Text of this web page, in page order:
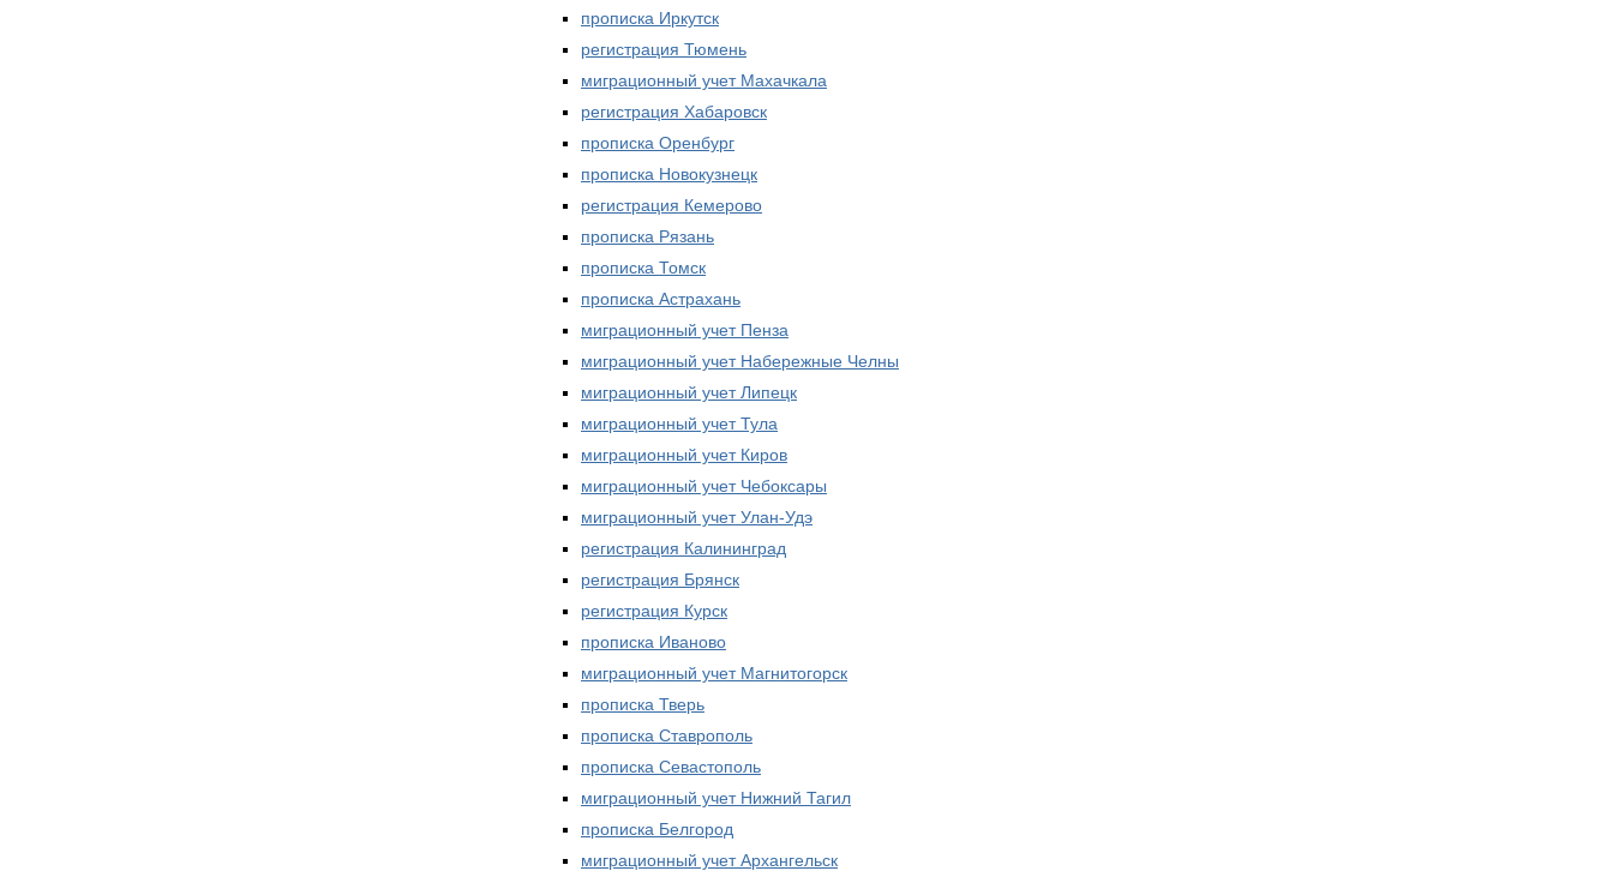
прописка Иркутск
регистрация Тюмень
миграционный учет Махачкала
регистрация Хабаровск
прописка Оренбург
прописка Новокузнецк
регистрация Кемерово
прописка Рязань
прописка Томск
прописка Астрахань
миграционный учет Пенза
миграционный учет Набережные Челны
миграционный учет Липецк
миграционный учет Тула
миграционный учет Киров
миграционный учет Чебоксары
миграционный учет Улан-Удэ
регистрация Калининград
регистрация Брянск
регистрация Курск
прописка Иваново
миграционный учет Магнитогорск
прописка Тверь
прописка Ставрополь
прописка Севастополь
миграционный учет Нижний Тагил
прописка Белгород
миграционный учет Архангельск